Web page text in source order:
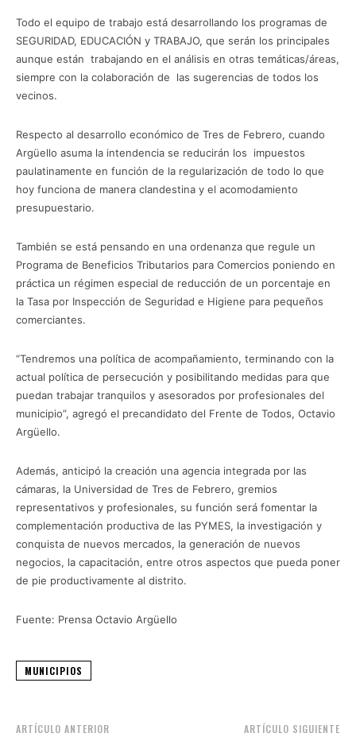
Todo el equipo de trabajo está desarrollando los programas de
SEGURIDAD, EDUCACIÓN y TRABAJO, que serán los principales
aunque están trabajando en el análisis en otras temáticas/áreas,
siempre con la colaboración de las sugerencias de todos los
vecinos.
Respecto al desarrollo económico de Tres de Febrero, cuando
Argüello asuma la intendencia se reducirán los impuestos
paulatinamente en función de la regularización de todo lo que
hoy funciona de manera clandestina y el acomodamiento
presupuestario.
También se está pensando en una ordenanza que regule un
Programa de Beneficios Tributarios para Comercios poniendo en
práctica un régimen especial de reducción de un porcentaje en
la Tasa por Inspección de Seguridad e Higiene para pequeños
comerciantes.
“Tendremos una política de acompañamiento, terminando con la
actual política de persecución y posibilitando medidas para que
puedan trabajar tranquilos y asesorados por profesionales del
municipio”, agregó el precandidato del Frente de Todos, Octavio
Argüello.
Además, anticipó la creación una agencia integrada por las
cámaras, la Universidad de Tres de Febrero, gremios
representativos y profesionales, su función será fomentar la
complementación productiva de las PYMES, la investigación y
conquista de nuevos mercados, la generación de nuevos
negocios, la capacitación, entre otros aspectos que pueda poner
de pie productivamente al distrito.
Fuente: Prensa Octavio Argüello
MUNICIPIOS
ARTÍCULO ANTERIOR ARTÍCULO SIGUIENTE